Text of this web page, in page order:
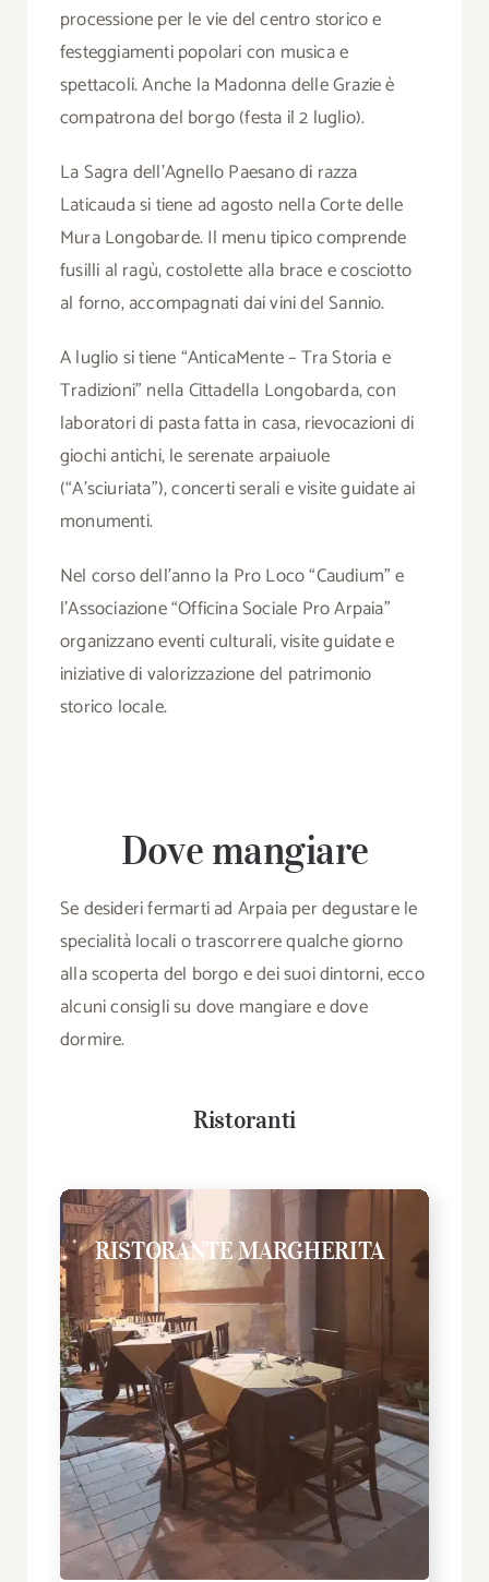
processione per le vie del centro storico e
festeggiamenti popolari con musica e
spettacoli. Anche la Madonna delle Grazie è
compatrona del borgo (festa il 2 luglio).
La Sagra dell’Agnello Paesano di razza
Laticauda si tiene ad agosto nella Corte delle
Mura Longobarde. Il menu tipico comprende
fusilli al ragù, costolette alla brace e cosciotto
al forno, accompagnati dai vini del Sannio.
A luglio si tiene “AnticaMente – Tra Storia e
Tradizioni” nella Cittadella Longobarda, con
laboratori di pasta fatta in casa, rievocazioni di
giochi antichi, le serenate arpaiuole
(“A’sciuriata”), concerti serali e visite guidate ai
monumenti.
Nel corso dell’anno la Pro Loco “Caudium” e
l’Associazione “Officina Sociale Pro Arpaia”
organizzano eventi culturali, visite guidate e
iniziative di valorizzazione del patrimonio
storico locale.
Dove mangiare
Se desideri fermarti ad Arpaia per degustare le
specialità locali o trascorrere qualche giorno
alla scoperta del borgo e dei suoi dintorni, ecco
alcuni consigli su dove mangiare e dove
dormire.
Ristoranti
RISTORANTE MARGHERITA